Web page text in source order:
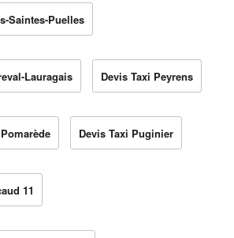
Saintes-Puelles
Lauragais Devis Taxi Peyrens
Devis Taxi Puginier
11